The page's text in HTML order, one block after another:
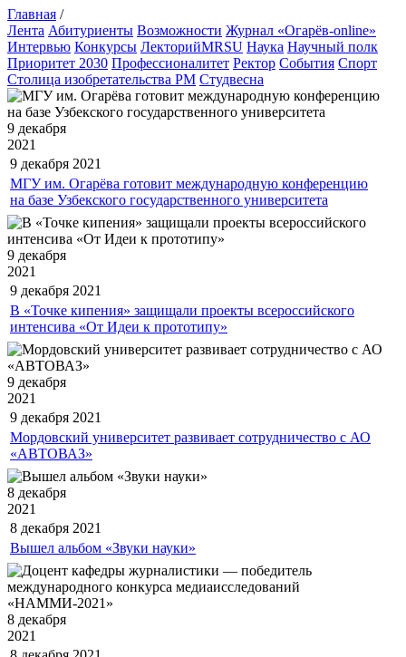
Главная /
Лента Абитуриенты Возможности Журнал «Огарёв-online»
Интервью Конкурсы ЛекторийMRSU Наука Научный полк
Приоритет 2030 Профессионалитет Ректор События Спорт
Столица изобретательства РМ Студвесна
9 декабря
2021
9 декабря 2021
МГУ им. Огарёва готовит международную конференцию
на базе Узбекского государственного университета
9 декабря
2021
9 декабря 2021
В «Точке кипения» защищали проекты всероссийского
интенсива «От Идеи к прототипу»
9 декабря
2021
9 декабря 2021
Мордовский университет развивает сотрудничество с АО
«АВТОВАЗ»
8 декабря
2021
8 декабря 2021
Вышел альбом «Звуки науки»
8 декабря
2021